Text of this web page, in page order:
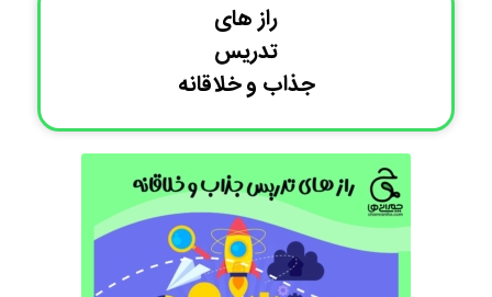
راز های
تدریس
جذاب و خلاقانه